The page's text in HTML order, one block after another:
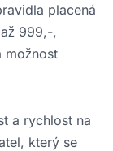
placená
999,-,
možnost
a rychlost na
který se